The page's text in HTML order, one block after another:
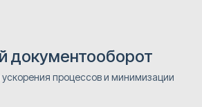
документооборот
процессов и минимизации